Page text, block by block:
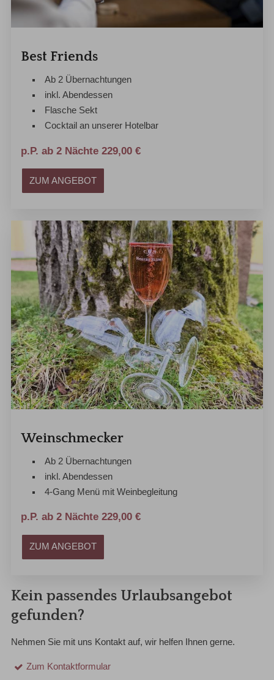
Best Friends
Ab 2 Übernachtungen
inkl. Abendessen
Flasche Sekt
Cocktail an unserer Hotelbar
p.P. ab 2 Nächte 229,00 €
ZUM ANGEBOT
Weinschmecker
Ab 2 Übernachtungen
inkl. Abendessen
4-Gang Menü mit Weinbegleitung
p.P. ab 2 Nächte 229,00 €
ZUM ANGEBOT
Kein passendes Urlaubsangebot
gefunden?
Nehmen Sie mit uns Kontakt auf, wir helfen Ihnen gerne.
Zum Kontaktformular